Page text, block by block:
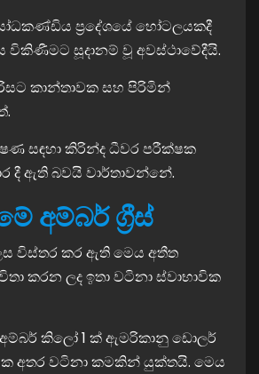
ප්‍රදේශයේ හෝටලයකදී
විකිණීමට සූදානම් වූ අවස්ථාවේදීයි.
කාන්තාවක සහ පිරිමින්
සඳහා කිරින්ද ධීවර පරීක්ෂක
දී ඇති බවයි වාර්තාවන්නේ.
අම්බර් ග්‍රීස්
විස්තර කර ඇති මෙය අතීත
කරන ලද ඉතා වටිනා ස්වාභාවික
අම්බර් කිලෝ 1 ක් ඇමරිකානු ඩොලර්
ක අතර වටිනා කමකින් යුක්තයි. මෙය